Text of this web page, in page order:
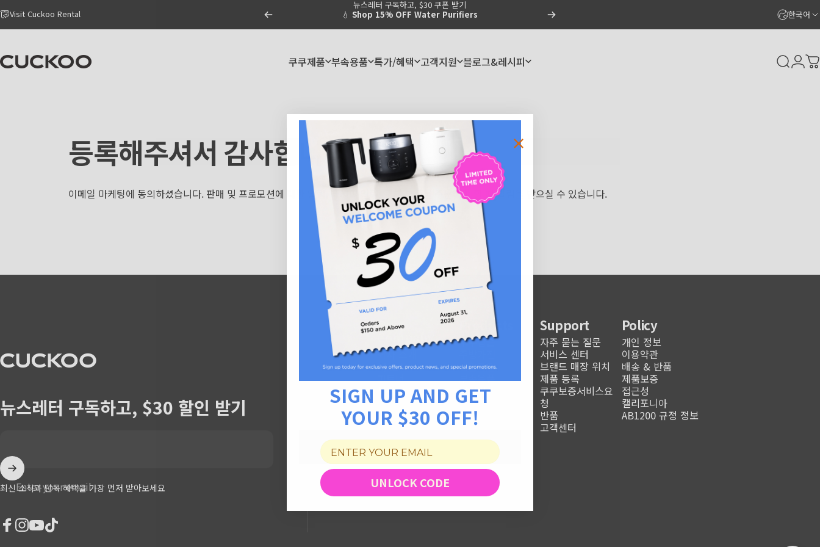
Skip to content
Go to Accessibility Statement Page
Visit Cuckoo Rental 💧Shop 15% OFF Water Purifiers
뉴스레터 구독하고, $30 쿠폰 받기
Pause slideshow 한국어
CUCKOO America 쿠쿠제품 부속용품 특가/혜택 고객지원 블로그&레시피 Search
등록해주셔서 감사합니다.
이메일 마케팅에 동의하셨습니다. 판매 및 프로모션에 대한 알림, 레시피 알림, 교체 부품을 주문해야 할 때 알림을 받으실 수 있습니다.
Our
Company
회사 소개
새 소식
파트너
채용
Products
쿠쿠밥솥
생활가전
부속용품
리퍼비시
Support
자주 묻는 질문
서비스 센터
브랜드 매장 위치
제품 등록
쿠쿠보증서비스요
청
반품
고객센터
Policy
개인 정보
이용약관
배송 & 반품
제품보증
접근성
캘리포니아
AB1200 규정 정보
CUCKOO America
뉴스레터 구독하고, $30 할인 받기
Enter your email
최신 소식과 단독 혜택을 가장 먼저 받아보세요
SIGN UP AND GET
YOUR $30 OFF!
UNLOCK CODE